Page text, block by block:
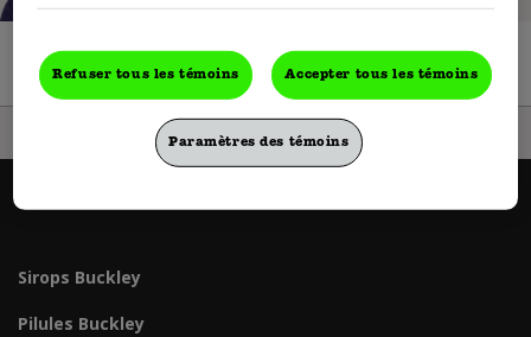
À la recherche de produits pour enfants? Cliquez ici.
Sirops Buckley
Pilules Buckley
Refuser tous les témoins Accepter tous les témoins
Paramètres des témoins